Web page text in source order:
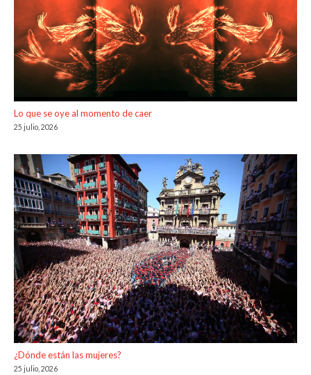
Lo que se oye al momento de caer
25 julio, 2026
¿Dónde están las mujeres?
25 julio, 2026